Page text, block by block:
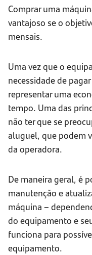
Comprar uma
vantajoso se o
mensais.
Uma vez que o
necessidade de
representar uma
tempo. Uma das
não ter que se
aluguel, que podem
da operadora.
De maneira geral, é
manutenção e
máquina –
do equipamento e
funciona para
equipamento.